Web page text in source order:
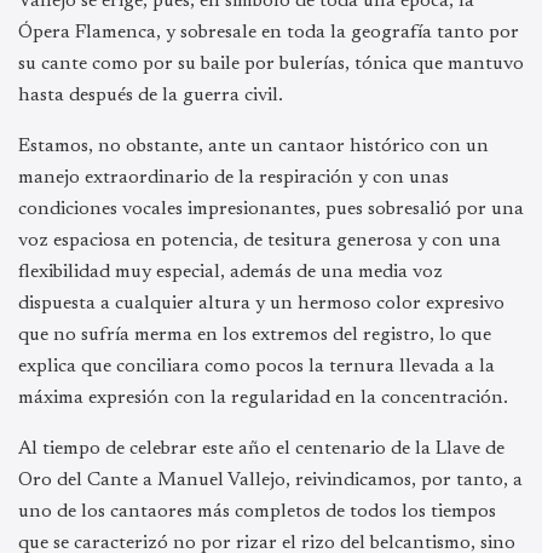
Ópera Flamenca, y sobresale en toda la geografía tanto por
su cante como por su baile por bulerías, tónica que mantuvo
hasta después de la guerra civil.
Estamos, no obstante, ante un cantaor histórico con un
manejo extraordinario de la respiración y con unas
condiciones vocales impresionantes, pues sobresalió por una
voz espaciosa en potencia, de tesitura generosa y con una
flexibilidad muy especial, además de una media voz
dispuesta a cualquier altura y un hermoso color expresivo
que no sufría merma en los extremos del registro, lo que
explica que conciliara como pocos la ternura llevada a la
máxima expresión con la regularidad en la concentración.
Al tiempo de celebrar este año el centenario de la Llave de
Oro del Cante a Manuel Vallejo, reivindicamos, por tanto, a
uno de los cantaores más completos de todos los tiempos
que se caracterizó no por rizar el rizo del belcantismo, sino